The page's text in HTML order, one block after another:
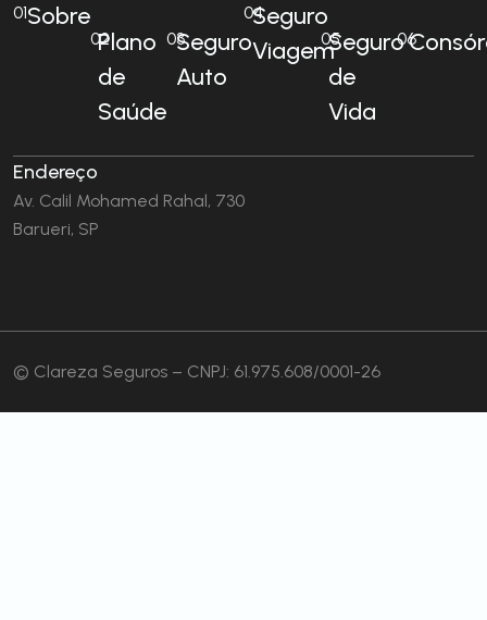
01Sobre
02Plano
de
Saúde
03Seguro
Auto
04Seguro
Viagem
05Seguro
de
Vida
06
Endereço
Av. Calil Mohamed Rahal, 730
Barueri, SP
© Clareza Seguros – CNPJ: 61.975.608/0001-26